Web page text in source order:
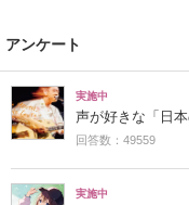
アンケート
実施中
声が好きな「日
回答数：49559
実施中